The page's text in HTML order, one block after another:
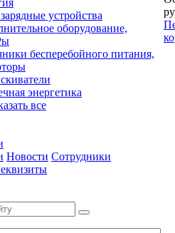
устройства
оборудование,
бесперебойного питания,
энергетика
все
Новости Сотрудники